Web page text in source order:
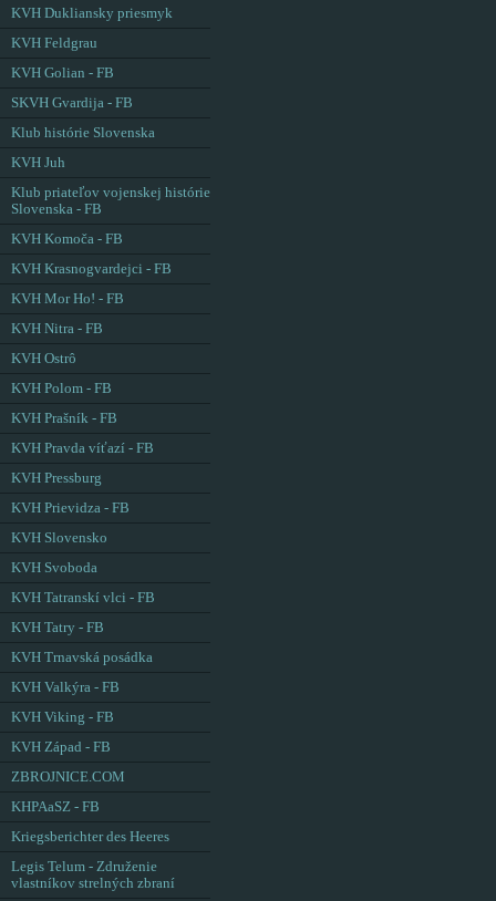
KVH Dukliansky priesmyk
KVH Feldgrau
KVH Golian - FB
SKVH Gvardija - FB
Klub histórie Slovenska
KVH Juh
Klub priateľov vojenskej histórie
Slovenska - FB
KVH Komoča - FB
KVH Krasnogvardejci - FB
KVH Mor Ho! - FB
KVH Nitra - FB
KVH Ostrô
KVH Polom - FB
KVH Prašník - FB
KVH Pravda víťazí - FB
KVH Pressburg
KVH Prievidza - FB
KVH Slovensko
KVH Svoboda
KVH Tatranskí vlci - FB
KVH Tatry - FB
KVH Trnavská posádka
KVH Valkýra - FB
KVH Viking - FB
KVH Západ - FB
ZBROJNICE.COM
KHPAaSZ - FB
Kriegsberichter des Heeres
Legis Telum - Združenie
vlastníkov strelných zbraní